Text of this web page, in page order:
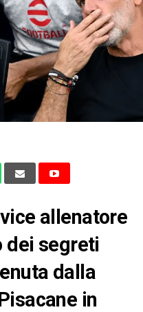
allenatore
dei segreti
dalla
in